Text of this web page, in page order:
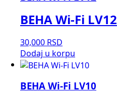
BEHA Wi-Fi LV12
30,000 RSD
Dodaj u korpu
BEHA Wi-Fi LV10